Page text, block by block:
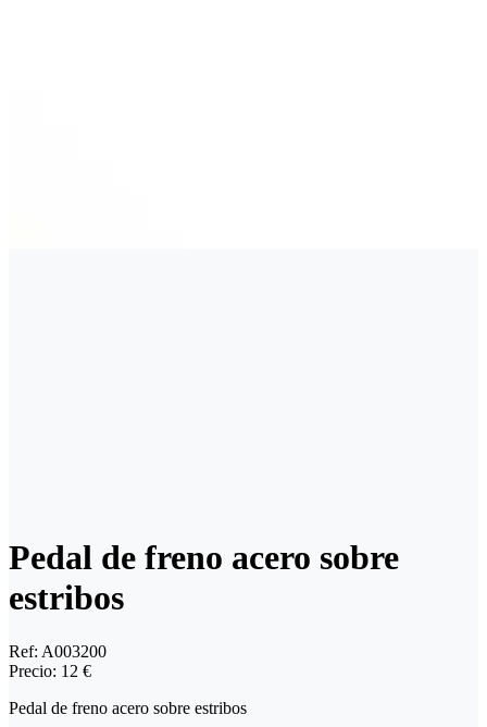
Pedal de freno acero sobre
estribos
Ref: A003200
Precio: 12 €
Pedal de freno acero sobre estribos